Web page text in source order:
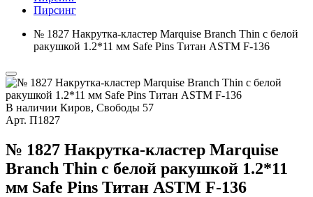
Пирсинг
№ 1827 Накрутка-кластер Marquise Branch Thin с белой
ракушкой 1.2*11 мм Safe Pins Титан ASTM F-136
В наличии Киров, Свободы 57
Арт. П1827
№ 1827 Накрутка-кластер Marquise
Branch Thin с белой ракушкой 1.2*11
мм Safe Pins Титан ASTM F-136